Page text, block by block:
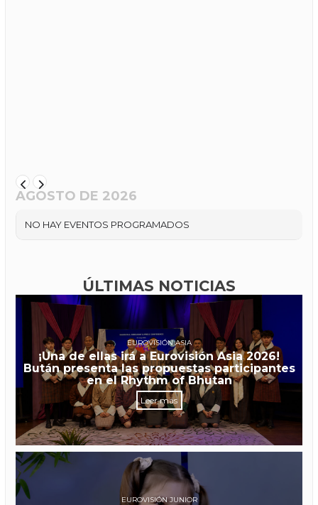
AGOSTO DE 2026
NO HAY EVENTOS PROGRAMADOS
ÚLTIMAS NOTICIAS
EUROVISIÓN ASIA
¡Una de ellas irá a Eurovisión Asia 2026!
Bután presenta las propuestas participantes
en el Rhythm of Bhutan
Leer más
EUROVISIÓN JUNIOR